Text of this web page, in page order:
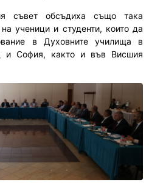
съвет обсъдиха също така
ученици и студенти, които да
в Духовните училища в
и София, както и във Висшия